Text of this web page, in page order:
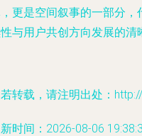
更是空间叙事的一部分
与用户共创方向发展的清
转载，请注明出处：
时间：2026-08-06